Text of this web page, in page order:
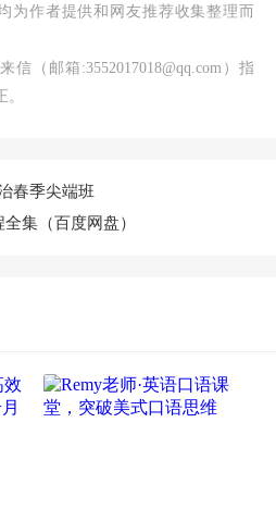
为作者提供和网友推荐收集整理而
（邮箱:3552017018@qq.com）指
春季尖端班
集（百度网盘）